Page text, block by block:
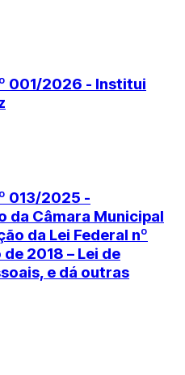
001/2026 - Institui
013/2025 -
da Câmara Municipal
da Lei Federal nº
2018 – Lei de
e dá outras